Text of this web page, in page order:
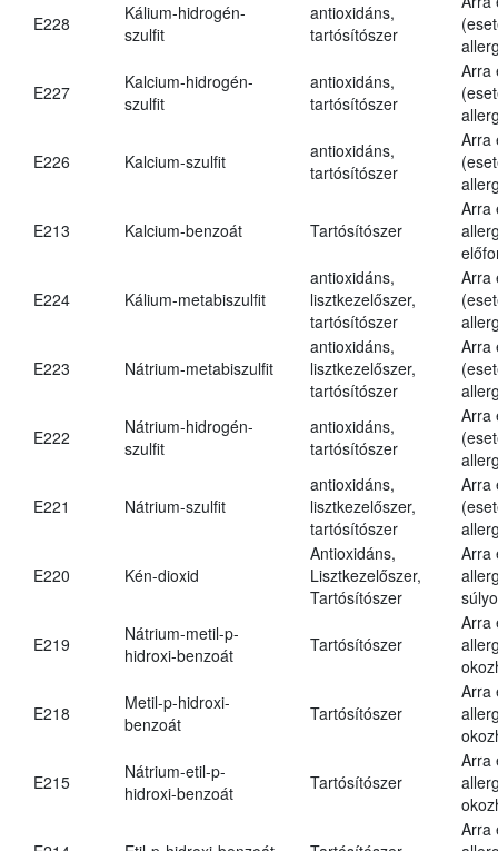
E228
Kálium-hidrogén-
szulfit
antioxidáns,
tartósítószer
E227
Kalcium-hidrogén-
szulfit
antioxidáns,
tartósítószer
Arra
E226 Kalcium-szulfit
antioxidáns,
tartósítószer
Arra
E213 Kalcium-benzoát Tartósítószer
Arra
E224 Kálium-metabiszulfit
antioxidáns,
lisztkezelőszer,
tartósítószer
Arra
E223 Nátrium-metabiszulfit
antioxidáns,
lisztkezelőszer,
tartósítószer
Arra
E222
Nátrium-hidrogén-
szulfit
antioxidáns,
tartósítószer
Arra
E221 Nátrium-szulfit
antioxidáns,
lisztkezelőszer,
tartósítószer
Arra
E220 Kén-dioxid
Antioxidáns,
Lisztkezelőszer,
Tartósítószer
Arra
E219
Nátrium-metil-p-
hidroxi-benzoát
Tartósítószer
Arra
E218
Metil-p-hidroxi-
benzoát
Tartósítószer
Arra
E215
Nátrium-etil-p-
hidroxi-benzoát
Tartósítószer
Arra
Arra